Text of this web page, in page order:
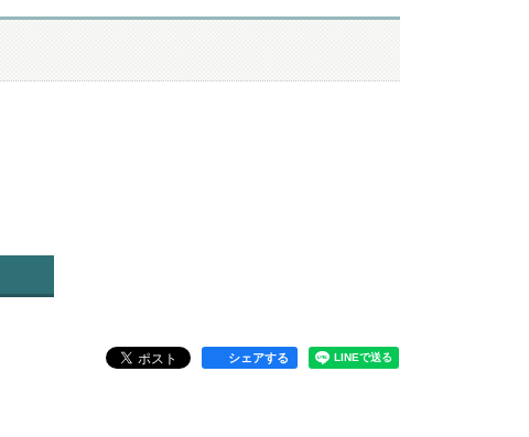
シェアする